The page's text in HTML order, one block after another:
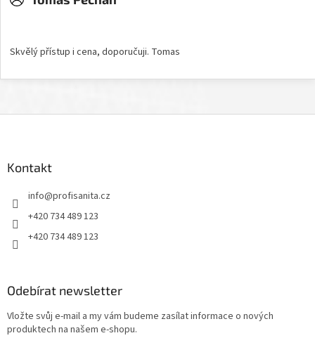
Skvělý přístup i cena, doporučuji. Tomas
Kontakt
info@profisanita.cz
+420 734 489 123
+420 734 489 123
Odebírat newsletter
Vložte svůj e-mail a my vám budeme zasílat informace o nových
produktech na našem e-shopu.